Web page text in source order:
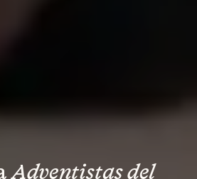
Adventistas del